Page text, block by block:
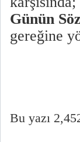
Günün
gereğine
Bu yazı